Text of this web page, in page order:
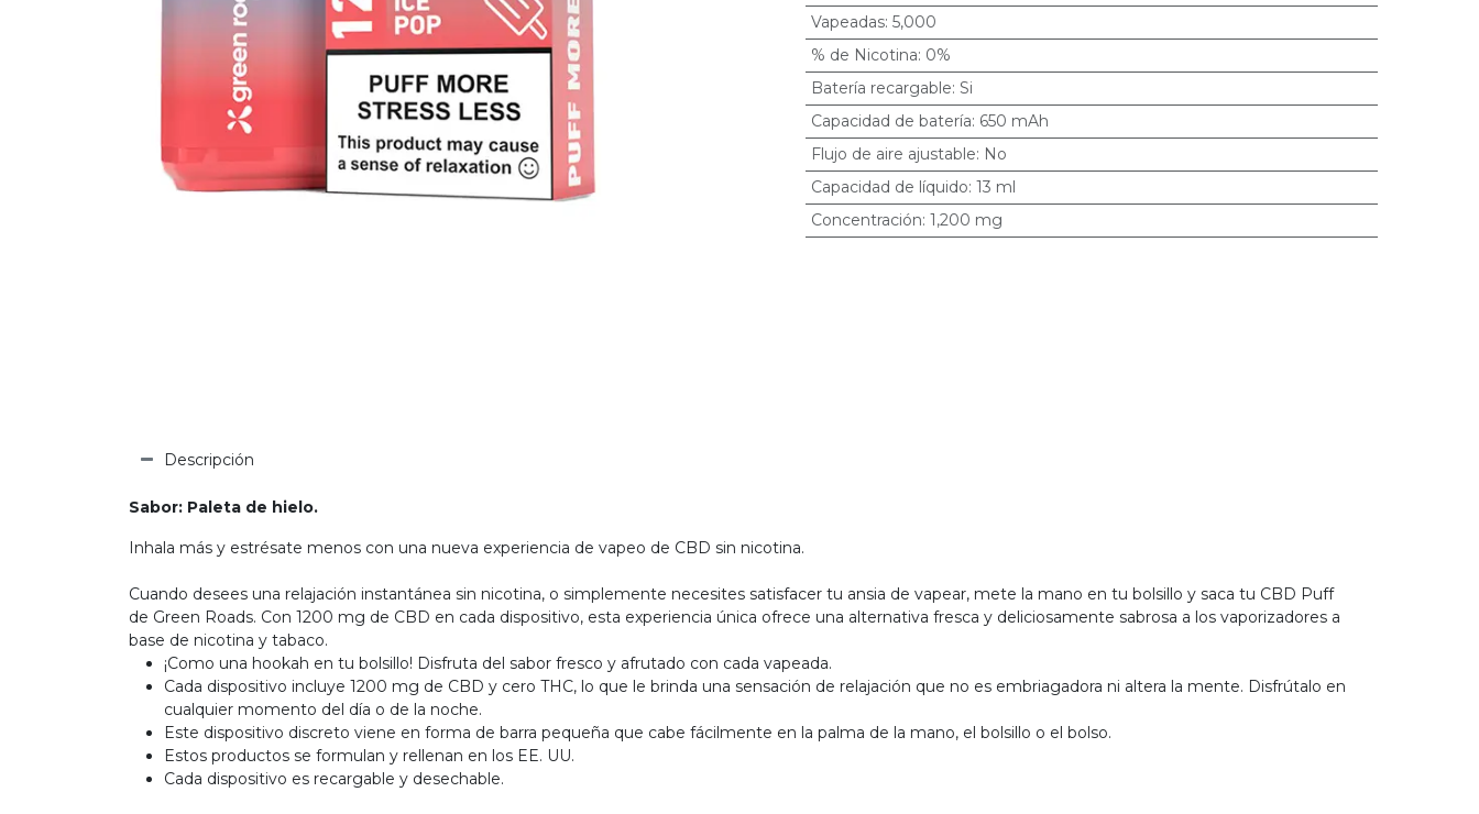
Vapeadas: 5,000
% de Nicotina: 0%
Batería recargable: Si
Capacidad de batería: 650 mAh
Flujo de aire ajustable: No
Capacidad de líquido: 13 ml
Concentración: 1,200 mg
Descripción
Sabor: Paleta de hielo.
Inhala más y estrésate menos con una nueva experiencia de vapeo de CBD sin nicotina.
Cuando desees una relajación instantánea sin nicotina, o simplemente necesites satisfacer tu ansia de vapear, mete la mano en tu bolsillo y saca tu CBD Puff
de Green Roads. Con 1200 mg de CBD en cada dispositivo, esta experiencia única ofrece una alternativa fresca y deliciosamente sabrosa a los vaporizadores a
base de nicotina y tabaco.
¡Como una hookah en tu bolsillo! Disfruta del sabor fresco y afrutado con cada vapeada.
Cada dispositivo incluye 1200 mg de CBD y cero THC, lo que le brinda una sensación de relajación que no es embriagadora ni altera la mente. Disfrútalo en
cualquier momento del día o de la noche.
Este dispositivo discreto viene en forma de barra pequeña que cabe fácilmente en la palma de la mano, el bolsillo o el bolso.
Estos productos se formulan y rellenan en los EE. UU.
Cada dispositivo es recargable y desechable.